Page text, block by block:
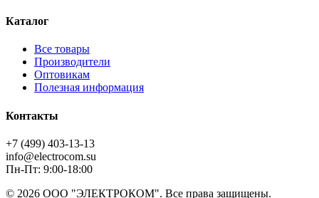
Каталог
Все товары
Производители
Оптовикам
Полезная информация
Контакты
+7 (499) 403-13-13
info@electrocom.su
Пн-Пт: 9:00-18:00
© 2026 ООО "ЭЛЕКТРОКОМ". Все права защищены.